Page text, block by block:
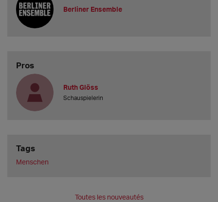
Berliner Ensemble
Pros
Ruth Glöss
Schauspielerin
Tags
Menschen
Toutes les nouveautés